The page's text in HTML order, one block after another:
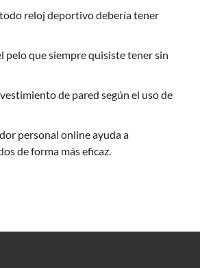
reloj deportivo debería tener
pelo que siempre quisiste tener sin
de pared según el uso de
personal online ayuda a
de forma más eficaz.